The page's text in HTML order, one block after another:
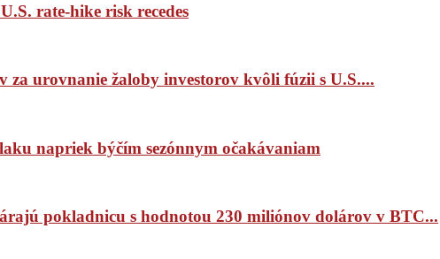
rate-hike risk recedes
urovnanie žaloby investorov kvôli fúzii s U.S....
napriek býčím sezónnym očakávaniam
pokladnicu s hodnotou 230 miliónov dolárov v BTC...